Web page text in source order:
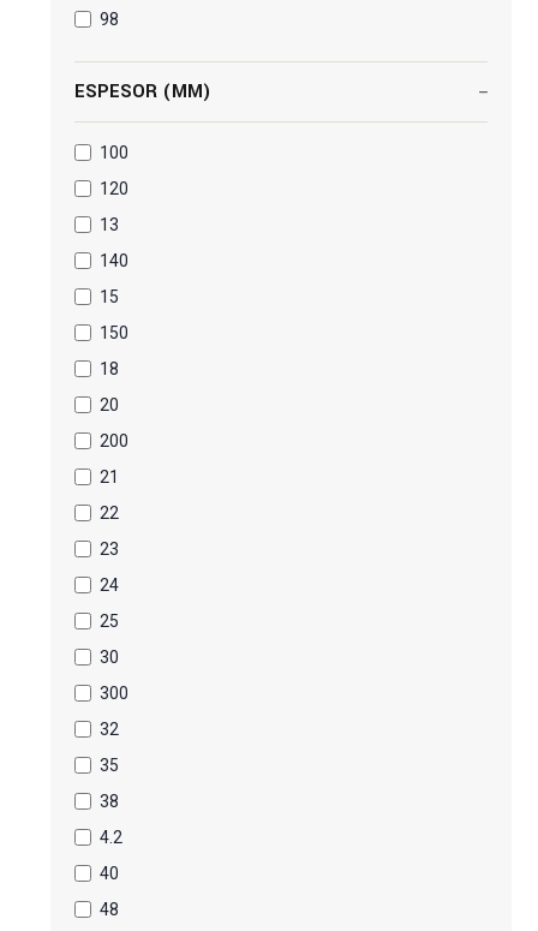
98
ESPESOR (MM)
100
120
13
140
15
150
18
20
200
21
22
23
24
25
30
300
32
35
38
4.2
40
48